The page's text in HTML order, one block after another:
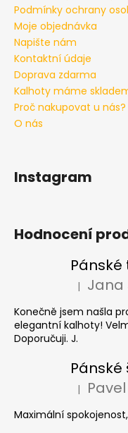
Podmínky ochrany
Moje objednávka
Napište nám
Kontaktní údaje
Doprava zdarma
Kalhoty máme
Proč nakupovat u nás?
O nás
Instagram
Hodnocení
| Jana
Konečně jsem našla
elegantní kalhoty!
Doporučuji. J.
| Pavel
Maximální